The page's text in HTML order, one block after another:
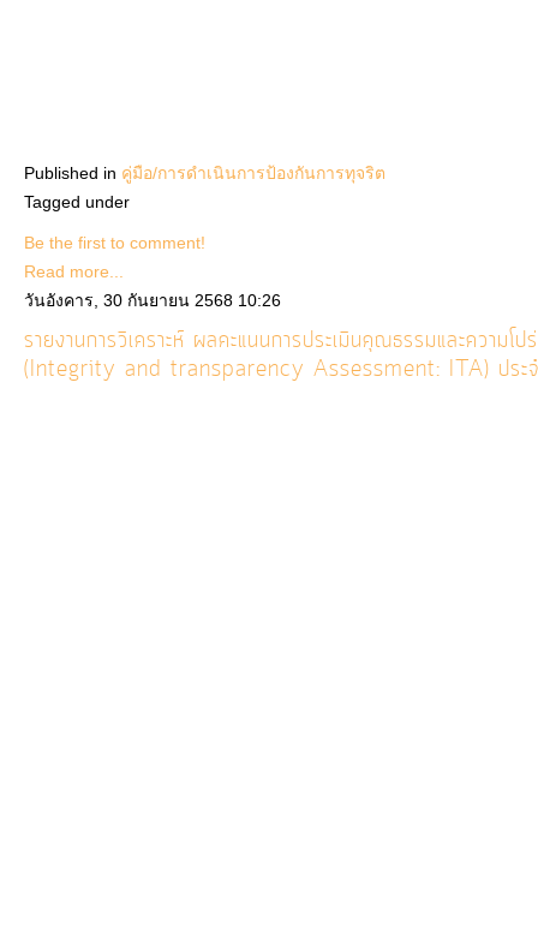
Published in คู่มือ/การดำเนินการป้องกันการทุจริต
Tagged under
Be the first to comment!
Read more...
วันอังคาร, 30 กันยายน 2568 10:26
รายงานการวิเคราะห์ ผลคะแนนการประเมินคุณธรรมและความ
(Integrity and transparency Assessment: ITA) ประ